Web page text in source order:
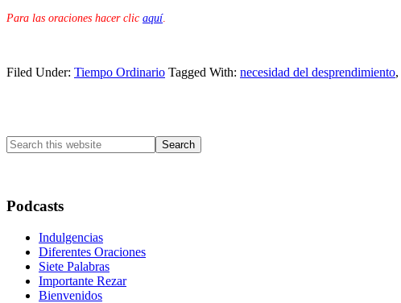
Para las oraciones hacer clic aquí.
Filed Under: Tiempo Ordinario Tagged With: necesidad del desprendimiento,
Search
this
Podcasts
Indulgencias
Diferentes Oraciones
Siete Palabras
Importante Rezar
Bienvenidos